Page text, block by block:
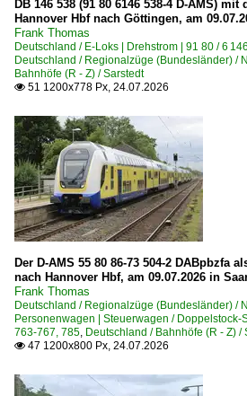
Bramsche
Braunschweig Hbf ·HBS·
Bremen Hbf ·HB·
Buchholz(Nordheide)
Elze
Emden
Bahnhöfe (F - K)
Goslar
Göttingen
Hamburg-Harburg
Hameln
Hannover Hbf ·HH·
Hildesheim
2005
2006
2007
2008
2010
2010
2011
2012
2013
2014
2015
2016
DB 146 538 (91 80 6146 538-4 D-AMS) mit
Hannover Hbf nach Göttingen, am
Frank Thomas
Deutschland / E-Loks | Drehstrom | 91 80 / 6
Deutschland / Regionalzüge (Bundesländer) /
Bahnhöfe (R - Z) / Sarstedt
 51 1200x778 Px, 24.07.2026
Der D-AMS 55 80 86-73 504-2 DABpbzfa
nach Hannover Hbf, am 09.07.2026 in
Frank Thomas
Deutschland / Regionalzüge (Bundesländer) /
Personenwagen | Steuerwagen /
763-767, 785, Deutschland / Bahnhöfe (R - Z) /
 47 1200x800 Px, 24.07.2026